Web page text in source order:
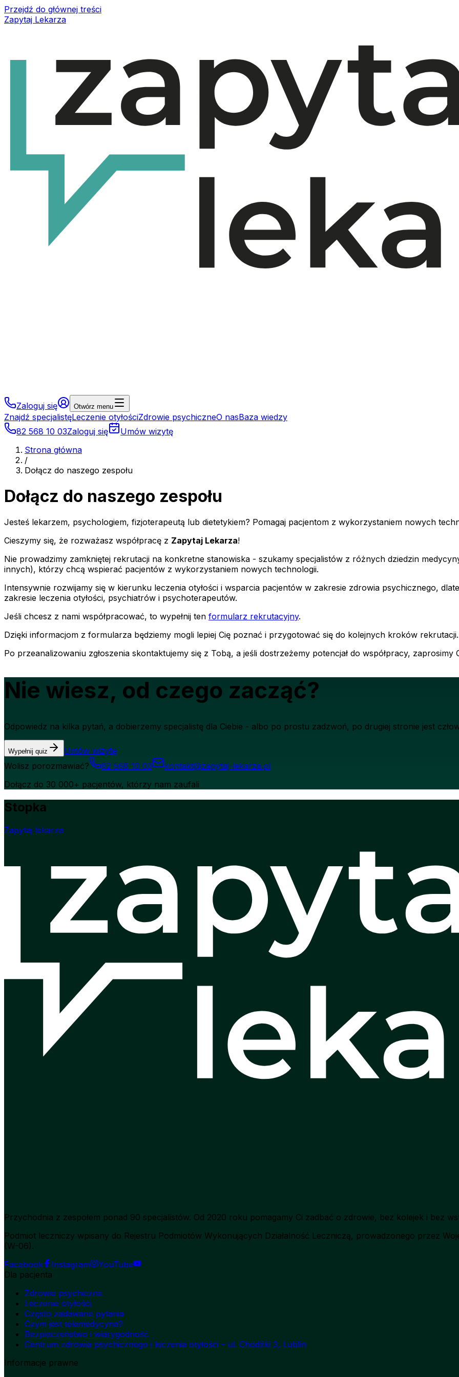
Przejdź do głównej treści
Zapytaj Lekarza
Zaloguj się Otwórz menu
Znajdź specjalistęLeczenie otyłościZdrowie psychiczneO nasBaza wiedzy
82 568 10 03Zaloguj się
Umów wizytę
Strona główna
/
Dołącz do naszego zespołu
Dołącz do naszego zespołu
Jesteś lekarzem, psychologiem, fizjoterapeutą lub dietetykiem? Pomagaj pacjentom z wykorzystaniem nowych
Cieszymy się, że rozważasz współpracę z Zapytaj Lekarza!
Nie prowadzimy zamkniętej rekrutacji na konkretne stanowiska - szukamy specjalistów z różnych dziedzin
innych), którzy chcą wspierać pacjentów z wykorzystaniem nowych technologii.
Intensywnie rozwijamy się w kierunku leczenia otyłości i wsparcia pacjentów w zakresie zdrowia psychicznego,
zakresie leczenia otyłości, psychiatrów i psychoterapeutów.
Jeśli chcesz z nami współpracować, to wypełnij ten formularz rekrutacyjny.
Dzięki informacjom z formularza będziemy mogli lepiej Cię poznać i przygotować się do kolejnych kroków rekrutacji.
Po przeanalizowaniu zgłoszenia skontaktujemy się z Tobą, a jeśli dostrzeżemy potencjał do współpracy, zaprosimy
Nie wiesz, od czego zacząć?
Odpowiedz na kilka pytań, a dobierzemy specjalistę dla Ciebie - albo po prostu zadzwoń, po drugiej stronie jest
Wypełnij quiz
Umów wizytę
Wolisz porozmawiać?
82 568 10 03
kontakt@zapytaj-lekarza.pl
Dołącz do 30 000+ pacjentów, którzy nam zaufali
Stopka
Zapytaj lekarza
Przychodnia z zespołem ponad 90 specjalistów. Od 2020 roku pomagamy Ci zadbać o zdrowie, bez kolejek i bez
Podmiot leczniczy wpisany do Rejestru Podmiotów Wykonujących Działalność Leczniczą, prowadzonego przez
(W-06).
Facebook
Instagram
YouTube
Dla pacjenta
Zdrowie psychiczne
Leczenie otyłości
Często zadawane pytania
Czym jest telemedycyna?
Bezpieczeństwo i wiarygodność
Centrum zdrowia psychicznego i leczenia otyłości - ul. Chodźki 3, Lublin
Informacje prawne